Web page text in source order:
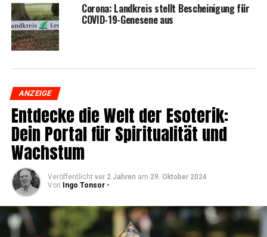
Coro­na: Land­kreis stellt Beschei­ni­gung für
COVID-19-Gene­se­ne aus
ANZEIGE
Ent­de­cke die Welt der Eso­te­rik:
Dein Por­tal für Spi­ri­tua­li­tät und
Wachstum
Veröffentlicht vor 2 Jahren am 29. Oktober 2024
Von
Ingo Tonsor -